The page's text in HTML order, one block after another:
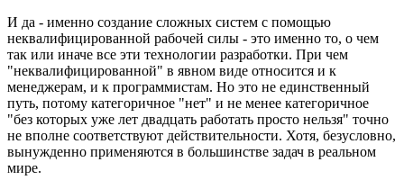
И да - именно создание сложных систем с помощью
неквалифицированной рабочей силы - это именно то, о чем
так или иначе все эти технологии разработки. При чем
"неквалифицированной" в явном виде относится и к
менеджерам, и к программистам. Но это не единственный
путь, потому категоричное "нет" и не менее категоричное
"без которых уже лет двадцать работать просто нельзя" точно
не вполне соответствуют действительности. Хотя, безусловно,
вынужденно применяются в большинстве задач в реальном
мире.